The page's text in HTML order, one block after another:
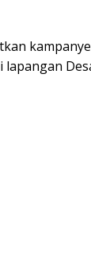
lapangan